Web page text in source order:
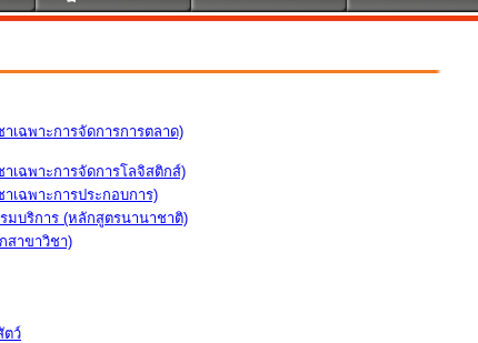
เฉพาะการจัดการการตลาด)
เฉพาะการจัดการโลจิสติกส์)
เฉพาะการประกอบการ)
มบริการ (หลักสูตรนานาชาติ)
สาขาวิชา)
ตว์